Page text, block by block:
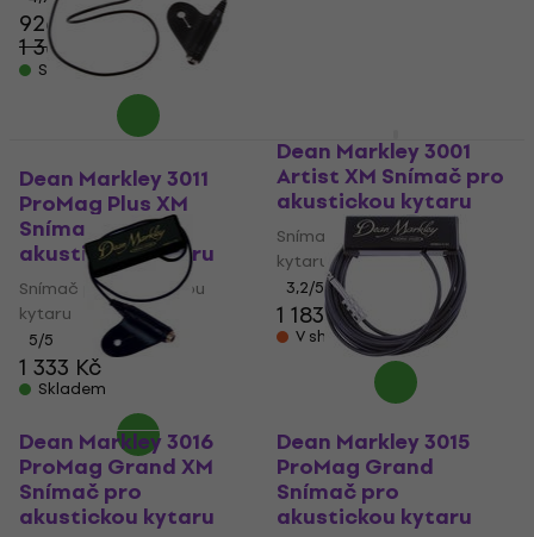
926 Kč
1 367 Kč
- 32 %
Skladem
Dean Markley 3011
ProMag Plus XM
Snímač pro
akustickou kytaru
Snímač pro akustickou
kytaru
5/5
1 333 Kč
Skladem
Dean Markley 3001
Artist XM Snímač pro
akustickou kytaru
Snímač pro akustickou
kytaru
3,2/5
1 183 Kč1 247 Kč
V showroomu
Dean Markley 3016
ProMag Grand XM
Snímač pro
akustickou kytaru
Dean Markley 3015
ProMag Grand
Snímač pro
akustickou kytaru